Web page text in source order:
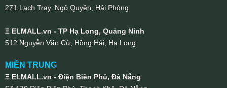
271 Lạch Tray, Ngô Quyền, Hải Phòng
Ξ ELMALL.vn - TP Hạ Long, Quảng Ninh
512 Nguyễn Văn Cừ, Hồng Hải, Hạ Long
MIỀN TRUNG
Ξ ELMALL.vn - Điện Biên Phủ, Đà Nẵng